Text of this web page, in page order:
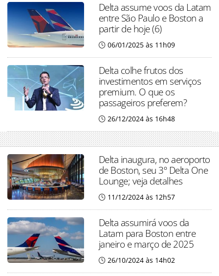
Delta assume voos da Latam
entre São Paulo e Boston a
partir de hoje (6)
06/01/2025 às 11h09
Delta colhe frutos dos
investimentos em serviços
premium. O que os
passageiros preferem?
26/12/2024 às 16h48
Delta inaugura, no aeroporto
de Boston, seu 3º Delta One
Lounge; veja detalhes
11/12/2024 às 12h57
Delta assumirá voos da
Latam para Boston entre
janeiro e março de 2025
26/10/2024 às 14h02